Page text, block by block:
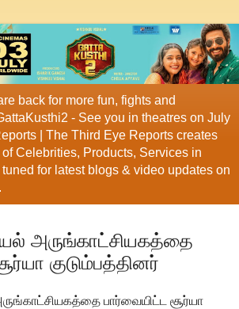
back for more fun, fights and
- See you in theatres on July
| The Third Eye Reports creates
Celebrities, Products, Services in
for latest blogs & video updates on
அருங்காட்சியகத்தை
குடும்பத்தினர்
பார்வையிட்ட சூர்யா